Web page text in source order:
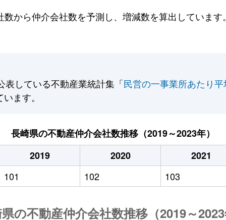
から仲介会社数を予測し、増減数を算出していま
表している不動産業統計集「民営の一事業所あたり
ます。
長崎県の不動産仲介会社数推移（2019～2023年）
2019
2020
2021
101
102 103